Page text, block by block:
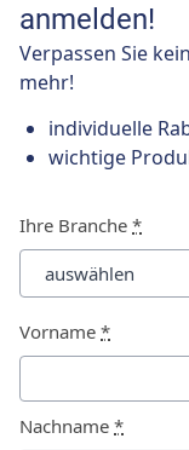
anmelden!
Verpassen Sie
mehr!
individuelle
wichtige
Ihre Branche *
Vorname *
Nachname *